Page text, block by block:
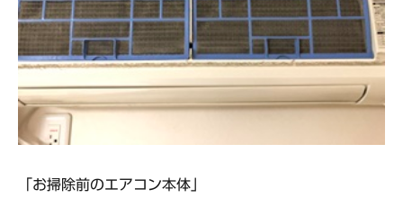
「お掃除前のエアコン本体」